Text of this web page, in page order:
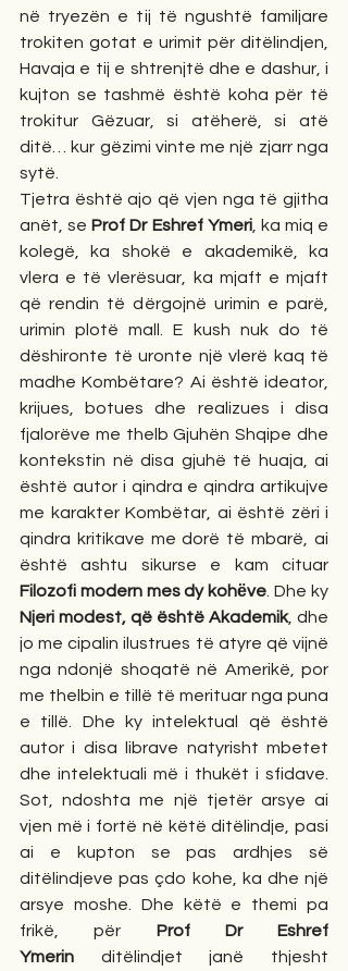
në tryezën e tij të ngushtë familjare
trokiten gotat e urimit për ditëlindjen,
Havaja e tij e shtrenjtë dhe e dashur, i
kujton se tashmë është koha për të
trokitur Gëzuar, si atëherë, si atë
ditë… kur gëzimi vinte me një zjarr nga
sytë.
Tjetra është ajo që vjen nga të gjitha
anët, se Prof Dr Eshref Ymeri, ka miq e
kolegë, ka shokë e akademikë, ka
vlera e të vlerësuar, ka mjaft e mjaft
që rendin të dërgojnë urimin e parë,
urimin plotë mall. E kush nuk do të
dëshironte të uronte një vlerë kaq të
madhe Kombëtare? Ai është ideator,
krijues, botues dhe realizues i disa
fjalorëve me thelb Gjuhën Shqipe dhe
kontekstin në disa gjuhë të huaja, ai
është autor i qindra e qindra artikujve
me karakter Kombëtar, ai është zëri i
qindra kritikave me dorë të mbarë, ai
Filozofi modern mes dy kohёve
Njeri modest, që është Akademik, dhe
jo me cipalin ilustrues të atyre që vijnë
nga ndonjë shoqatë në Amerikë, por
me thelbin e tillë të merituar nga puna
e tillë. Dhe ky intelektual që është
autor i disa librave natyrisht mbetet
dhe intelektuali më i thukët i sfidave.
Sot, ndoshta me një tjetër arsye ai
vjen më i fortë në këtë ditëlindje, pasi
ai e kupton se pas ardhjes së
ditëlindjeve pas çdo kohe, ka dhe një
arsye moshe. Dhe këtë e themi pa
frikë, për Prof Dr Eshref
Ymerin ditëlindjet janë thjesht